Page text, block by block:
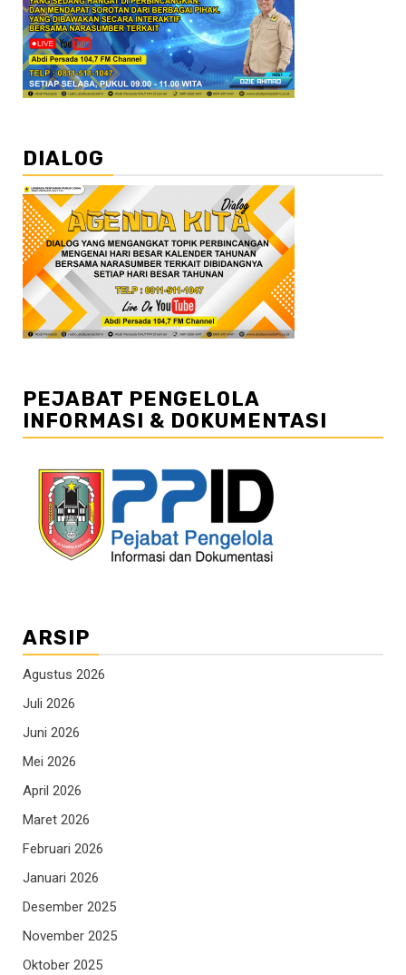
DIALOG
PEJABAT PENGELOLA
INFORMASI & DOKUMENTASI
ARSIP
Agustus 2026
Juli 2026
Juni 2026
Mei 2026
April 2026
Maret 2026
Februari 2026
Januari 2026
Desember 2025
November 2025
Oktober 2025